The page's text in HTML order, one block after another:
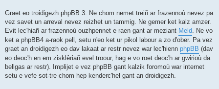
Graet eo troidigezh phpBB 3. Ne chom nemet treiñ ar frazennoù nevez pa
vez savet un arreval nevez reizhet un tammig. Ne gemer ket kalz amzer.
Evit lec'hiañ ar frazennoù ouzhpennet e raen gant ar meziant Meld. Ne vo
ket a phpBB4 a-raok pell, setu n'eo ket ur pikol labour a zo d'ober. Pa vez
graet an droidigezh eo dav lakaat ar restr nevez war lec'hienn phpBB (dav
eo deoc'h en em zisklêriañ evel troour, hag e vo roet deoc'h ar gwirioù da
bellgas ar restr). Implijet e vez phpBB gant kalzik foromoù war internet
setu e vefe sot-tre chom hep kenderc'hel gant an droidigezh.